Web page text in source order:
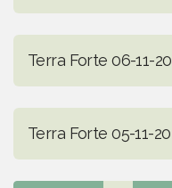
Terra Forte 06-11-20
Terra Forte 05-11-20